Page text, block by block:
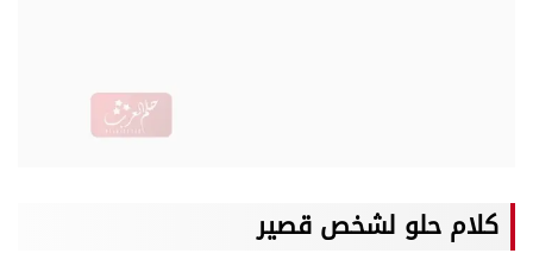
كلام حلو لشخص قصير